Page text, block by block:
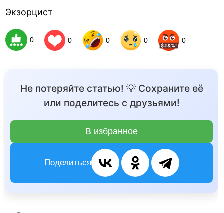
Экзорцист
0 0 0 0 0
Не потеряйте статью! 💡 Сохраните её
или поделитесь с друзьями!
В избранное
Поделиться